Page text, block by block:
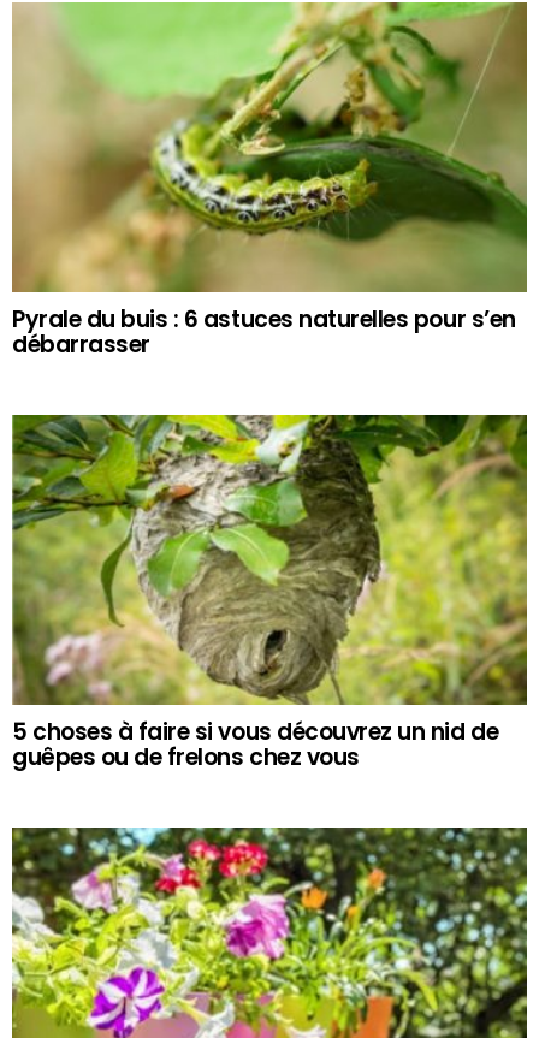
Pyrale du buis : 6 astuces naturelles pour s’en
débarrasser
5 choses à faire si vous découvrez un nid de
guêpes ou de frelons chez vous